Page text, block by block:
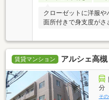
クローゼットに洋服
面所付きで身支度がさ
賃貸マンション アルシェ高槻
分
そ